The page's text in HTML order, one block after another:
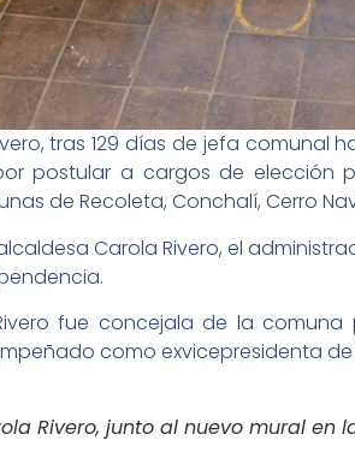
tras 129 días de jefa
postular a cargos de elección
de Recoleta, Conchalí, Cerro
Carola Rivero, el
fue concejala de la
como exvicepresidenta
Rivero, junto al nuevo mural en